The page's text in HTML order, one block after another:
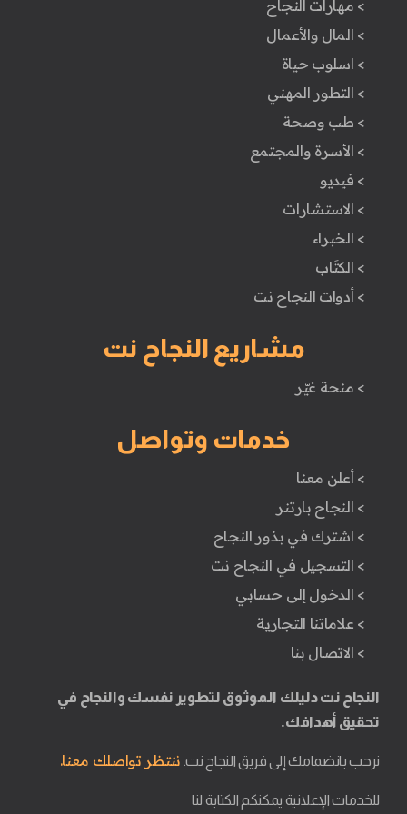
> مهارات النجاح
> المال والأعمال
> اسلوب حياة
> التطور المهني
> طب وصحة
> الأسرة والمجتمع
> فيديو
> الاستشارات
> الخبراء
> الكتَاب
> أدوات النجاح نت
مشاريع النجاح نت
> منحة غيّر
خدمات وتواصل
> أعلن معنا
> النجاح بارتنر
> اشترك في بذور النجاح
> التسجيل في النجاح نت
> الدخول إلى حسابي
> علاماتنا التجارية
> الاتصال بنا
النجاح نت دليلك الموثوق لتطوير نفسك والنجاح في
تحقيق أهدافك.
نرحب بانضمامك إلى فريق النجاح نت. ننتظر تواصلك معنا.
للخدمات الإعلانية يمكنكم الكتابة لنا